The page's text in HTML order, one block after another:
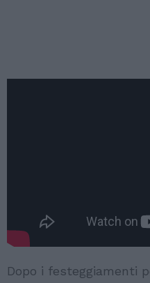
Dopo i festeggiamenti